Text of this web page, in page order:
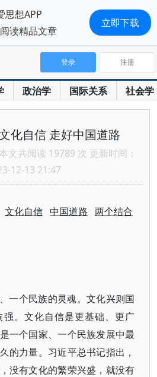
政治学 国际关系 社会学
登录 注册
化自信 走好中国道路
文共阅读 19789 次 更新时间：
12-13 21:47
文化自信 中国道路 两个结合
一个民族的灵魂。文化兴则国
。文化自信是更基础、更广
一个国家、一个民族发展中最
的力量。习近平总书记指出，
没有文化的繁荣兴盛，就没有
思想APP
读精品文章
立即下载